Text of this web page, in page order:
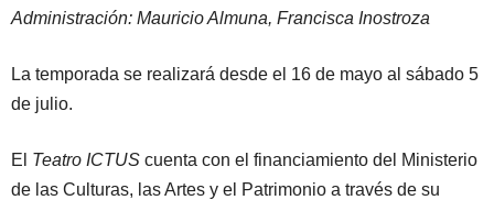
Administración: Mauricio Almuna, Francisca Inostroza
La temporada se realizará desde el 16 de mayo al sábado 5
de julio.
El Teatro ICTUS cuenta con el financiamiento del Ministerio
de las Culturas, las Artes y el Patrimonio a través de su